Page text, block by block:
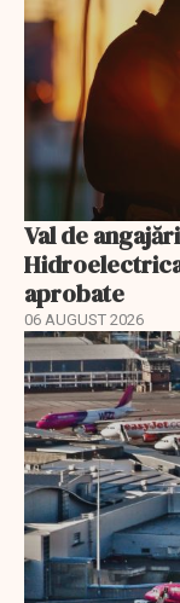
Val de
aprobate
06 AUGUST 2026